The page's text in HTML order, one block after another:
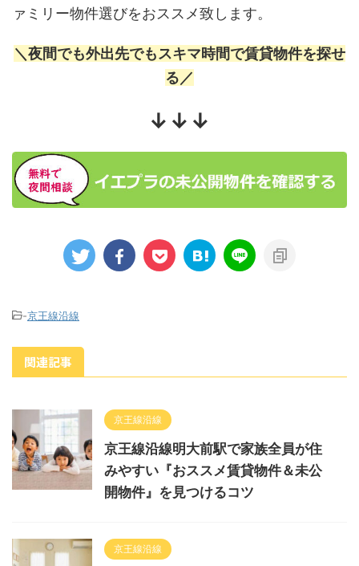
ァミリー物件選びをおススメ致します。
＼夜間でも外出先でもスキマ時間で賃貸物件を探せ
る／
↓↓↓
-京王線沿線
関連記事
京王線沿線
京王線沿線明大前駅で家族全員が住
みやすい『おススメ賃貸物件＆未公
開物件』を見つけるコツ
京王線沿線